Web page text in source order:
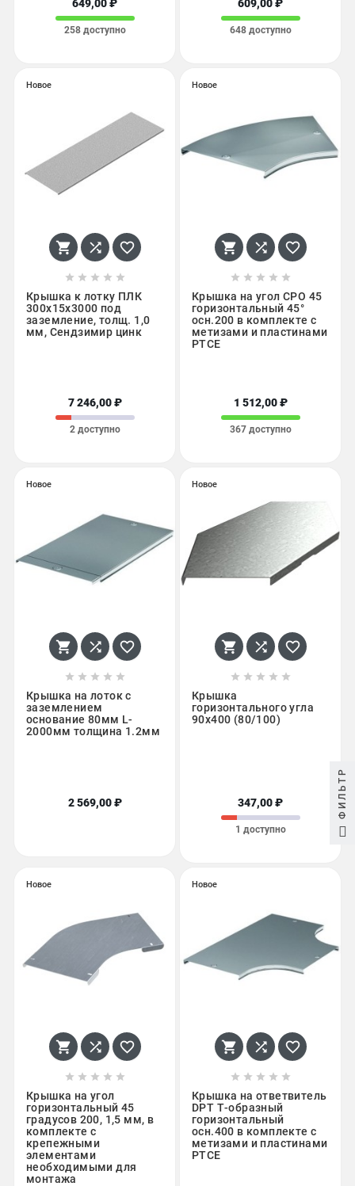
649,00 ₽
258 доступно
609,00 ₽
648 доступно
Новое
  
    
Крышка к лотку ПЛК
300х15х3000 под
заземление, толщ. 1,0
мм, Сендзимир цинк
7 246,00 ₽
2 доступно
Новое
  
    
Крышка на угол CPO 45
горизонтальный 45°
осн.200 в комплекте с
метизами и пластинами
PTCE
1 512,00 ₽
367 доступно
Новое
  
    
Крышка на лоток с
заземлением
основание 80мм L-
2000мм толщина 1.2мм
2 569,00 ₽
Новое
  
    
Крышка
горизонтального угла
90х400 (80/100)
347,00 ₽
1 доступно
Новое
  
    
Крышка на угол
горизонтальный 45
градусов 200, 1,5 мм, в
комплекте с
крепежными
элементами
необходимыми для
монтажа
Новое
  
    
Крышка на ответвитель
DPT Т-образный
горизонтальный
осн.400 в комплекте с
метизами и пластинами
PTCE
ФИЛЬТР